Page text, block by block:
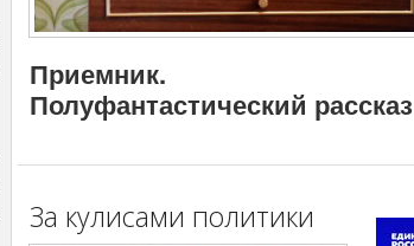
Приемник.
Полуфантастический рассказ
За кулисами политики